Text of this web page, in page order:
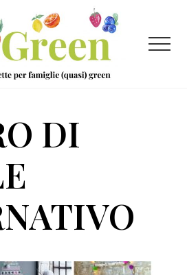
Menu
DI